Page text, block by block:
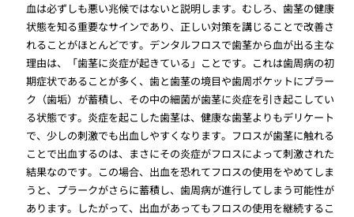
血は必ずしも悪い兆候ではないと説明します。むしろ、歯茎の健康
状態を知る重要なサインであり、正しい対策を講じることで改善さ
れることがほとんどです。デンタルフロスで歯茎から血が出る主な
理由は、「歯茎に炎症が起きている」ことです。これは歯周病の初
期症状であることが多く、歯と歯茎の境目や歯周ポケットにプラー
ク（歯垢）が蓄積し、その中の細菌が歯茎に炎症を引き起こしてい
る状態です。炎症を起こした歯茎は、健康な歯茎よりもデリケート
で、少しの刺激でも出血しやすくなります。フロスが歯茎に触れる
ことで出血するのは、まさにその炎症がフロスによって刺激された
結果なのです。この場合、出血を恐れてフロスの使用をやめてしま
うと、プラークがさらに蓄積し、歯周病が進行してしまう可能性が
あります。したがって、出血があってもフロスの使用を継続するこ